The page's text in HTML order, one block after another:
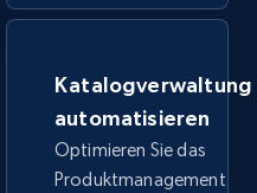
Currency, Initial
percent, and more.
Katalogverwaltung
automatisieren
Optimieren Sie das
Produktmanagement